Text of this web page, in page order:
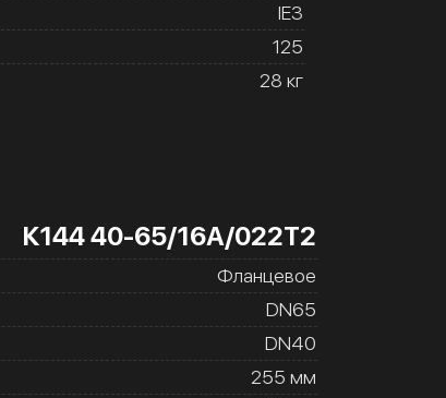
IE3
125
28 кг
К144 40-65/16А/022Т2
Фланцевое
DN65
DN40
255 мм